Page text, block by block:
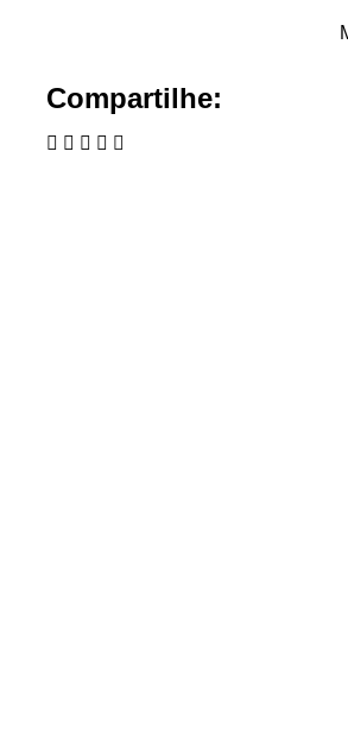
Compartilhe: